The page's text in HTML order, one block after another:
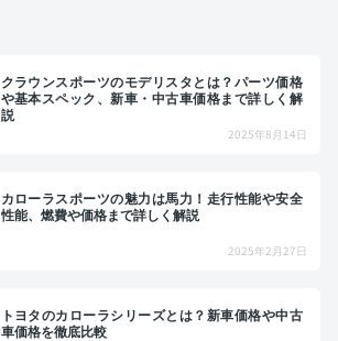
クラウンスポーツのモデリスタとは？パーツ価格
や基本スペック、新車・中古車価格まで詳しく解
説
2025年8月14日
カローラスポーツの魅力は馬力！走行性能や安全
性能、燃費や価格まで詳しく解説
2025年2月27日
トヨタのカローラシリーズとは？新車価格や中古
車価格を徹底比較